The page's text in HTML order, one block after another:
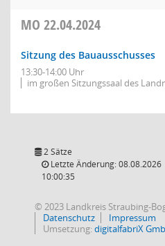
MO 22.04.2024
Sitzung des Bauausschusses
13:30-14:00 Uhr
im großen Sitzungssaal des
2 Sätze
Letzte Änderung: 08.08.2026
10:00:35
© 2023 Landkreis Straubing-
Datenschutz
Impressum
Umsetzung:digitalfabriX